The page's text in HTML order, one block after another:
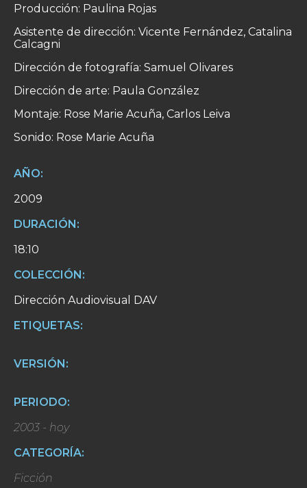
Producción: Paulina Rojas
Asistente de dirección: Vicente Fernández, Catalina
Calcagni
Dirección de fotografía: Samuel Olivares
Dirección de arte: Paula González
Montaje: Rose Marie Acuña, Carlos Leiva
Sonido: Rose Marie Acuña
AÑO:
2009
DURACIÓN:
18:10
COLECCIÓN:
Dirección Audiovisual DAV
ETIQUETAS:
VERSIÓN:
PERIODO:
2003 - hoy
CATEGORÍA:
Ficción